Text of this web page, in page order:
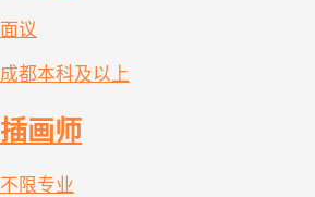
面议
成都本科及以上
插画师
不限专业